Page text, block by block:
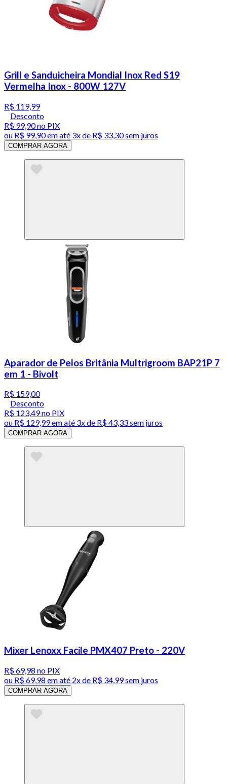
Grill e Sanduicheira Mondial Inox Red S19
Vermelha Inox - 800W 127V
R$ 119,99
Desconto
R$ 99,90no PIX
ou R$ 99,90em até 3x de R$ 33,30 sem juros
COMPRAR AGORA
Aparador de Pelos Britânia Multrigroom BAP21P 7
em 1 - Bivolt
R$ 159,00
Desconto
R$ 123,49no PIX
ou R$ 129,99em até 3x de R$ 43,33 sem juros
COMPRAR AGORA
Mixer Lenoxx Facile PMX407 Preto - 220V
R$ 69,98 no PIX
ou R$ 69,98 em até 2x de R$ 34,99 sem juros
COMPRAR AGORA